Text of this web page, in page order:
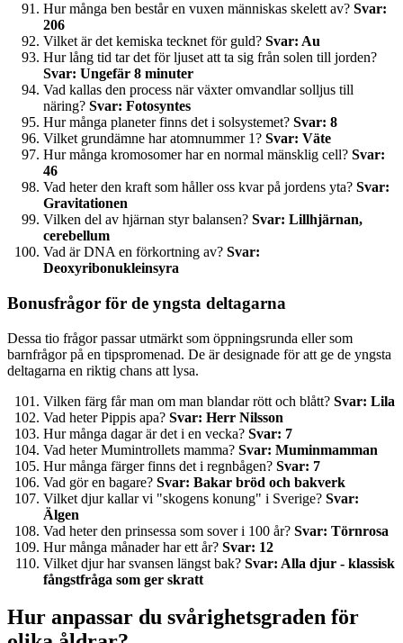
Hur många ben består en vuxen människas skelett av? Svar:
206
Vilket är det kemiska tecknet för guld? Svar: Au
Hur lång tid tar det för ljuset att ta sig från solen till jorden?
Svar: Ungefär 8 minuter
Vad kallas den process när växter omvandlar solljus till
näring? Svar: Fotosyntes
Hur många planeter finns det i solsystemet? Svar: 8
Vilket grundämne har atomnummer 1? Svar: Väte
Hur många kromosomer har en normal mänsklig cell? Svar:
46
Vad heter den kraft som håller oss kvar på jordens yta? Svar:
Gravitationen
Vilken del av hjärnan styr balansen? Svar: Lillhjärnan,
cerebellum
Vad är DNA en förkortning av? Svar:
Deoxyribonukleinsyra
Bonusfrågor för de yngsta deltagarna
Dessa tio frågor passar utmärkt som öppningsrunda eller som
barnfrågor på en tipspromenad. De är designade för att ge de yngsta
deltagarna en riktig chans att lysa.
Vilken färg får man om man blandar rött och blått? Svar: Lila
Vad heter Pippis apa? Svar: Herr Nilsson
Hur många dagar är det i en vecka? Svar: 7
Vad heter Mumintrollets mamma? Svar: Muminmamman
Hur många färger finns det i regnbågen? Svar: 7
Vad gör en bagare? Svar: Bakar bröd och bakverk
Vilket djur kallar vi "skogens konung" i Sverige? Svar:
Älgen
Vad heter den prinsessa som sover i 100 år? Svar: Törnrosa
Hur många månader har ett år? Svar: 12
Vilket djur har svansen längst bak? Svar: Alla djur - klassisk
fångstfråga som ger skratt
Hur anpassar du svårighetsgraden för